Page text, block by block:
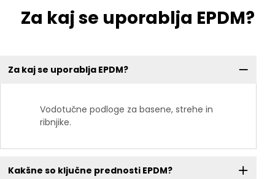
Za kaj se uporablja EPDM?
Za kaj se uporablja EPDM?
Vodotučne podloge za basene, strehe in
ribnjike.
Kakšne so ključne prednosti EPDM?